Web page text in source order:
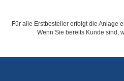
Für alle Erstbesteller erfolgt die Anlage
Wenn Sie bereits Kunde sind,